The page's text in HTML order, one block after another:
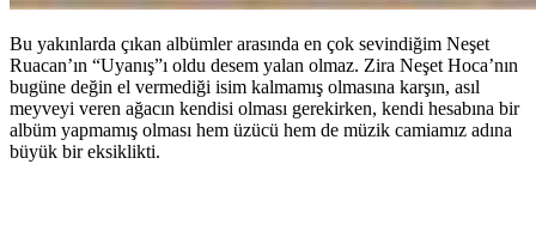
Bu yakınlarda çıkan albümler arasında en çok sevindiğim Neşet
Ruacan’ın “Uyanış”ı oldu desem yalan olmaz. Zira Neşet Hoca’nın
bugüne değin el vermediği isim kalmamış olmasına karşın, asıl
meyveyi veren ağacın kendisi olması gerekirken, kendi hesabına bir
albüm yapmamış olması hem üzücü hem de müzik camiamız adına
büyük bir eksiklikti.